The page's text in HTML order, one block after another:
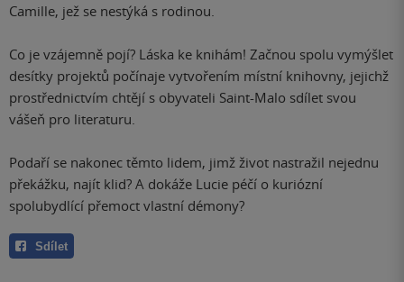
Camille, jež se nestýká s rodinou.
Co je vzájemně pojí? Láska ke knihám! Začnou spolu vymýšlet
desítky projektů počínaje vytvořením místní knihovny, jejichž
prostřednictvím chtějí s obyvateli Saint-Malo sdílet svou
vášeň pro literaturu.
Podaří se nakonec těmto lidem, jimž život nastražil nejednu
překážku, najít klid? A dokáže Lucie péčí o kuriózní
spolubydlící přemoct vlastní démony?
Sdílet